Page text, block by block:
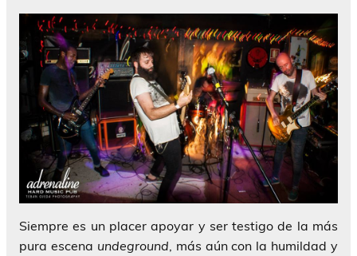
Siempre es un placer apoyar y ser testigo de la más
pura escena undeground , más aún con la humildad y